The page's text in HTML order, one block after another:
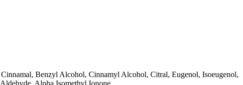
Benzyl Alcohol, Cinnamyl Alcohol, Citral, Eugenol, Isoeugenol,
Alpha Isomethyl Ionone.